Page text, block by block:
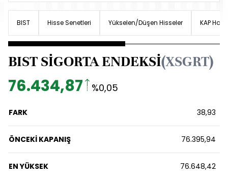
BIST Hisse Senetleri Yükselen/Düşen Hisseler KAP
BIST SİGORTA ENDEKSİ(XSGRT)
76.434,87 %0,05
FARK 38,93
ÖNCEKİ KAPANIŞ 76.395,94
EN YÜKSEK 76.648,42